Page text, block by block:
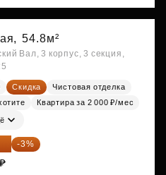
54.8м²
Вал, 3 корпус, 3 секция,
Скидка
Чистовая отделка
Квартира за 2 000 ₽/мес
₽ -3%